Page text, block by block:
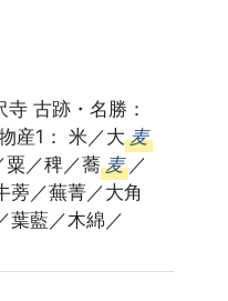
古跡・名勝：
産1： 米／大 麦
粟／稗／蕎麦 ／
蒡／蕪菁／大角
葉藍／木綿／